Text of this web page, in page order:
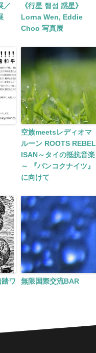
／
《行星 행성 惑星》
Lorna Wen, Eddie
Choo 写真展
空族meetsレディオマ
ルーン ROOTS REBEL
ISAN～タイの抵抗音楽
～ 『バンコクナイツ』
に向けて
ワ
無限国際交流BAR